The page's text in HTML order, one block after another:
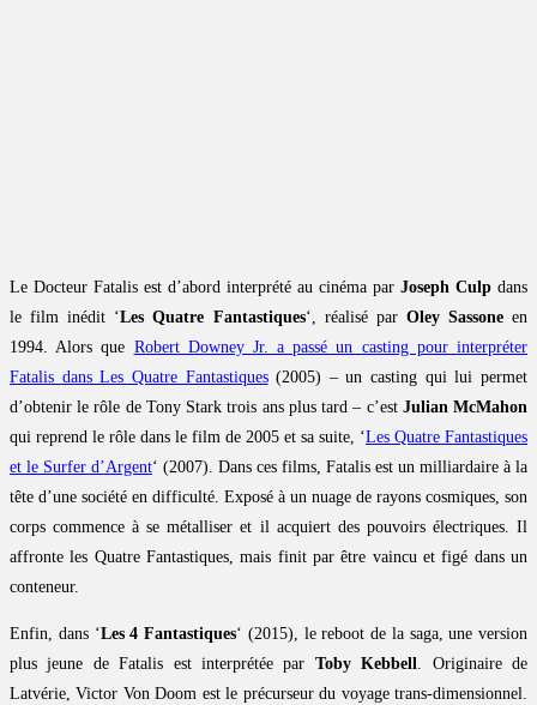
Le Docteur Fatalis est d’abord interprété au cinéma par Joseph Culp dans
le film inédit ‘Les Quatre Fantastiques‘, réalisé par Oley Sassoneen
1994. Alors que Robert Downey Jr. a passé un casting pour interpréter
Fatalis dans Les Quatre Fantastiques(2005) – un casting qui lui permet
d’obtenir le rôle de Tony Stark trois ans plus tard – c’est Julian McMahon
qui reprend le rôle dans le film de 2005 et sa suite, ‘Les Quatre Fantastiques
et le Surfer d’Argent‘ (2007). Dans ces films, Fatalis est un milliardaire à la
tête d’une société en difficulté. Exposé à un nuage de rayons cosmiques, son
corps commence à se métalliser et il acquiert des pouvoirs électriques. Il
affronte les Quatre Fantastiques, mais finit par être vaincu et figé dans un
conteneur.
Enfin, dans ‘Les 4 Fantastiques‘ (2015), le reboot de la saga, une version
plus jeune de Fatalis est interprétée par Toby Kebbell. Originaire de
Latvérie, Victor Von Doom est le précurseur du voyage trans-dimensionnel.